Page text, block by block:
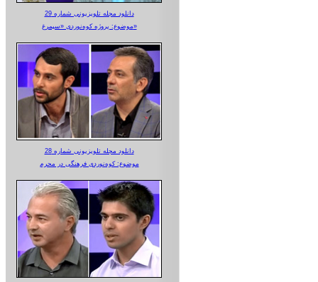
دانلود مجله تلویزیونی شماره 29
موضوع: پروژه کوه‌نوردی «سیمرغ»
دانلود مجله تلویزیونی شماره 28
موضوع: کوه‌نوردی فرهنگی در محرم